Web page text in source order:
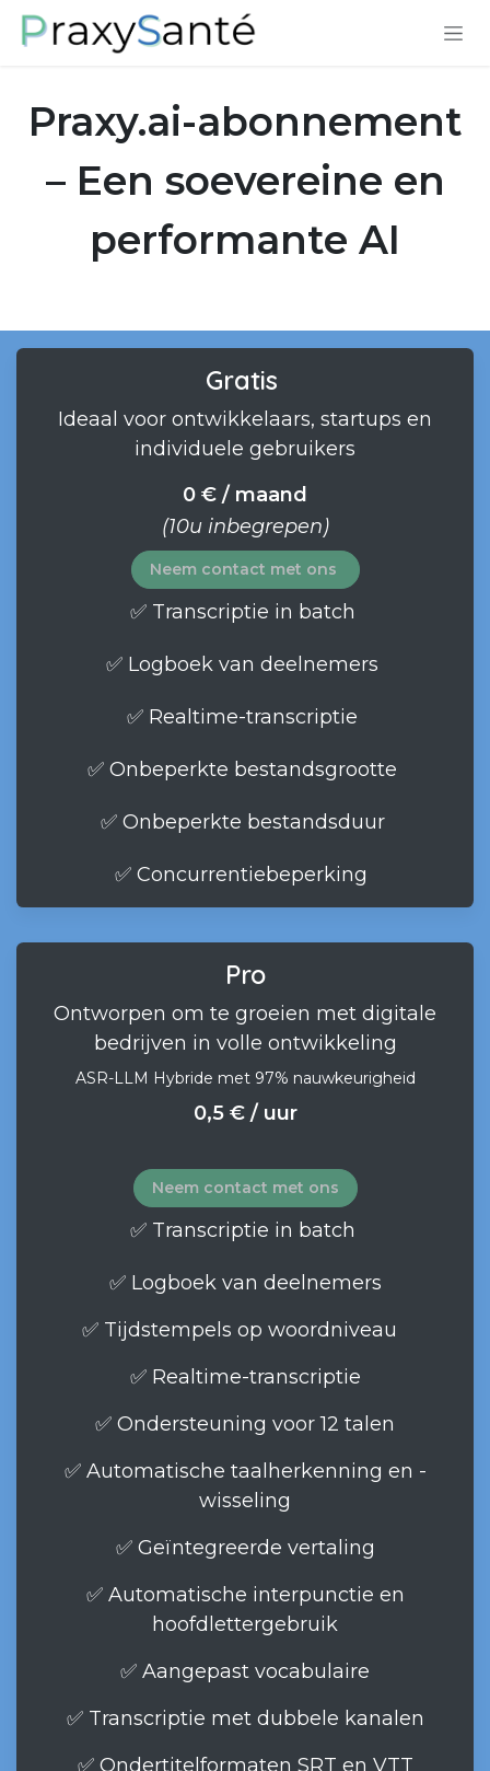
Overslaan naar inhoud
Praxy.ai-abonnement
– Een soevereine en
performante AI
Gratis
Ideaal voor ontwikkelaars, startups en
individuele gebruikers
0 € / maand
(10u inbegrepen)
Neem contact met ons
✅ Transcriptie in batch
✅ Logboek van deelnemers
✅ Realtime-transcriptie
✅ Onbeperkte bestandsgrootte
✅ Onbeperkte bestandsduur
✅ Concurrentiebeperking
Pro
Ontworpen om te groeien met digitale
bedrijven in volle ontwikkeling
ASR-LLM Hybride met 97% nauwkeurigheid
0,5 € / uur
Neem contact met ons
✅ Transcriptie in batch
✅ Logboek van deelnemers
✅ Tijdstempels op woordniveau
✅ Realtime-transcriptie
✅ Ondersteuning voor 12 talen
✅ Automatische taalherkenning en -
wisseling
✅ Geïntegreerde vertaling
✅ Automatische interpunctie en
hoofdlettergebruik
✅ Aangepast vocabulaire
✅ Transcriptie met dubbele kanalen
✅ Ondertitelformaten SRT en VTT